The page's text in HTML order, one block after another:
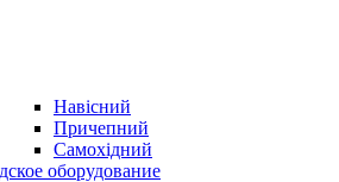
Навісний
Причепний
Самохідний
оборудование